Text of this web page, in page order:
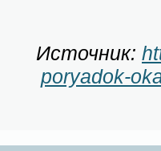
Ис­точ­ник:
poryadok-